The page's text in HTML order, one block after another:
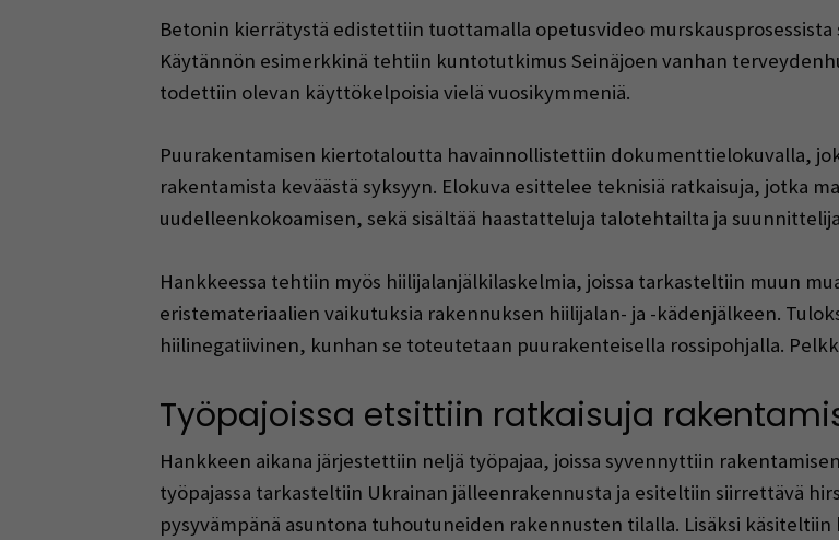
Betonin kierrätystä edistettiin tuottamalla opetusvideo murskausprosessista
Käytännön esimerkkinä tehtiin kuntotutkimus Seinäjoen vanhan
todettiin olevan käyttökelpoisia vielä vuosikymmeniä.
Puurakentamisen kiertotaloutta havainnollistettiin dokumenttielokuvalla,
rakentamista keväästä syksyyn. Elokuva esittelee teknisiä ratkaisuja, jotka
uudelleenkokoamisen, sekä sisältää haastatteluja talotehtailta ja
Hankkeessa tehtiin myös hiilijalanjälkilaskelmia, joissa tarkasteltiin muun
eristemateriaalien vaikutuksia rakennuksen hiilijalan- ja -kädenjälkeen.
hiilinegatiivinen, kunhan se toteutetaan puurakenteisella rossipohjalla.
Työpajoissa etsittiin ratkaisuja
Hankkeen aikana järjestettiin neljä työpajaa, joissa syvennyttiin
työpajassa tarkasteltiin Ukrainan jälleenrakennusta ja esiteltiin siirrettävä
pysyvämpänä asuntona tuhoutuneiden rakennusten tilalla. Lisäksi